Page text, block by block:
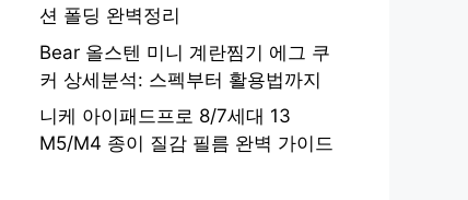
션 폴딩 완벽정리
Bear 올스텐 미니 계란찜기 에그 쿠
커 상세분석: 스펙부터 활용법까지
니케 아이패드프로 8/7세대 13
M5/M4 종이 질감 필름 완벽 가이드